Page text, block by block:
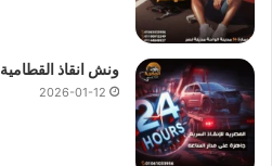
ونش انقاذ القطامية
2026-01-12